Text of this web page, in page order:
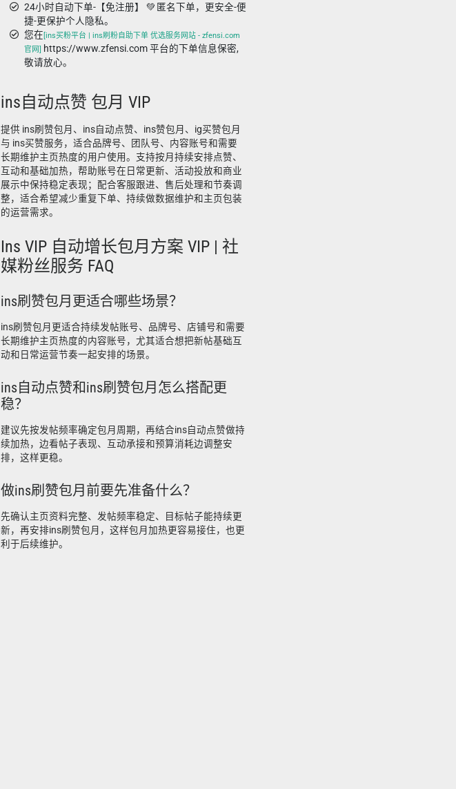
24小时自动下单-【免注册】 💚 匿名下单，更安全-便
捷-更保护个人隐私。
您在[ins买粉平台 | ins刷粉自助下单 优选服务网站 - zfensi.com
官网] https://www.zfensi.com 平台的下单信息保密,
敬请放心。
ins自动点赞 包月 VIP
提供 ins刷赞包月、ins自动点赞、ins赞包月、ig买赞包月
与 ins买赞服务，适合品牌号、团队号、内容账号和需要
长期维护主页热度的用户使用。支持按月持续安排点赞、
互动和基础加热，帮助账号在日常更新、活动投放和商业
展示中保持稳定表现；配合客服跟进、售后处理和节奏调
整，适合希望减少重复下单、持续做数据维护和主页包装
的运营需求。
Ins VIP 自动增长包月方案 VIP | 社
媒粉丝服务 FAQ
ins刷赞包月更适合哪些场景？
ins刷赞包月更适合持续发帖账号、品牌号、店铺号和需要
长期维护主页热度的内容账号，尤其适合想把新帖基础互
动和日常运营节奏一起安排的场景。
ins自动点赞和ins刷赞包月怎么搭配更
稳？
建议先按发帖频率确定包月周期，再结合ins自动点赞做持
续加热，边看帖子表现、互动承接和预算消耗边调整安
排，这样更稳。
做ins刷赞包月前要先准备什么？
先确认主页资料完整、发帖频率稳定、目标帖子能持续更
新，再安排ins刷赞包月，这样包月加热更容易接住，也更
利于后续维护。